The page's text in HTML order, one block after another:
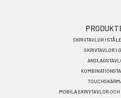
SKRIVTAVLOR I
SKRIVTAVLOR I
MOBILA SKRIVTAVLOR OCH